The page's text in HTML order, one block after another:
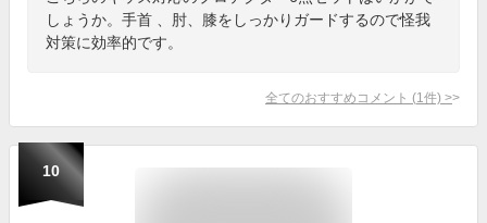
しょうか。手首 、肘、膝をしっかりガードするので怪我
対策に効率的です。
全てのおすすめコメント (1 件) >
10